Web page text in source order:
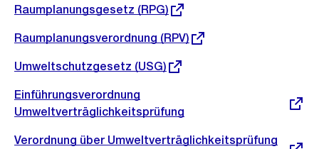
Externer
Raumplanungsgesetz (RPG)
Externer
Raumplanungsverordnung (RPV)
Externer
Umweltschutzgesetz (USG)
Externer
Link:
Einführungsverordnung
Umweltverträglichkeitsprüfung
Externer
Verordnung über Umweltverträglichkeitsprüfung